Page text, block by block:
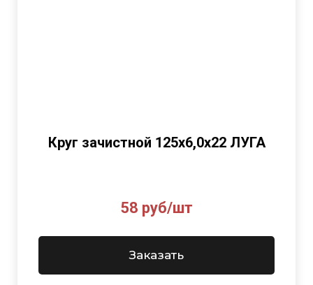
Круг зачистной 125х6,0х22 ЛУГА
58 руб/шт
Заказать